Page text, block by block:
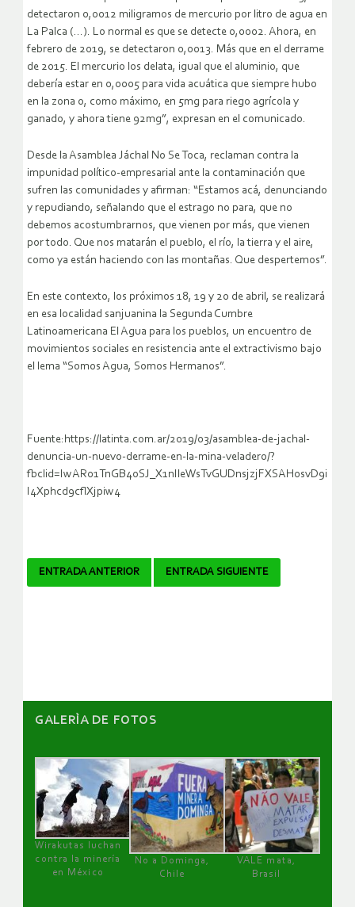
detectaron 0,0012 miligramos de mercurio por litro de agua en
La Palca (…). Lo normal es que se detecte 0,0002. Ahora, en
febrero de 2019, se detectaron 0,0013. Más que en el derrame
de 2015. El mercurio los delata, igual que el aluminio, que
debería estar en 0,0005 para vida acuática que siempre hubo
en la zona o, como máximo, en 5mg para riego agrícola y
ganado, y ahora tiene 92mg”, expresan en el comunicado.
Desde la Asamblea Jáchal No Se Toca, reclaman contra la
impunidad político-empresarial ante la contaminación que
sufren las comunidades y afirman: “Estamos acá, denunciando
y repudiando, señalando que el estrago no para, que no
debemos acostumbrarnos, que vienen por más, que vienen
por todo. Que nos matarán el pueblo, el río, la tierra y el aire,
como ya están haciendo con las montañas. Que despertemos”.
En este contexto, los próximos 18, 19 y 20 de abril, se realizará
en esa localidad sanjuanina la Segunda Cumbre
Latinoamericana El Agua para los pueblos, un encuentro de
movimientos sociales en resistencia ante el extractivismo bajo
el lema “Somos Agua, Somos Hermanos”.
Fuente:https://latinta.com.ar/2019/03/asamblea-de-jachal-
denuncia-un-nuevo-derrame-en-la-mina-veladero/?
fbclid=IwAR01TnGB4oSJ_X1nIleWsTvGUDnsjzjFXSAH0svD9i
I4Xphcd9cflXjpiw4
Navegador
ENTRADA ANTERIOR ENTRADA SIGUIENTE
GALERÌA DE FOTOS
Wirakutas luchan
contra la minería
en México
No a Dominga,
Chile
VALE mata,
Brasil